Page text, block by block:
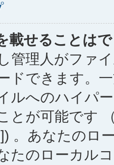
載せることは
管理人がファ
ドできます。
ルへのハイパ
とが可能です
。あなたのロ
たのローカル